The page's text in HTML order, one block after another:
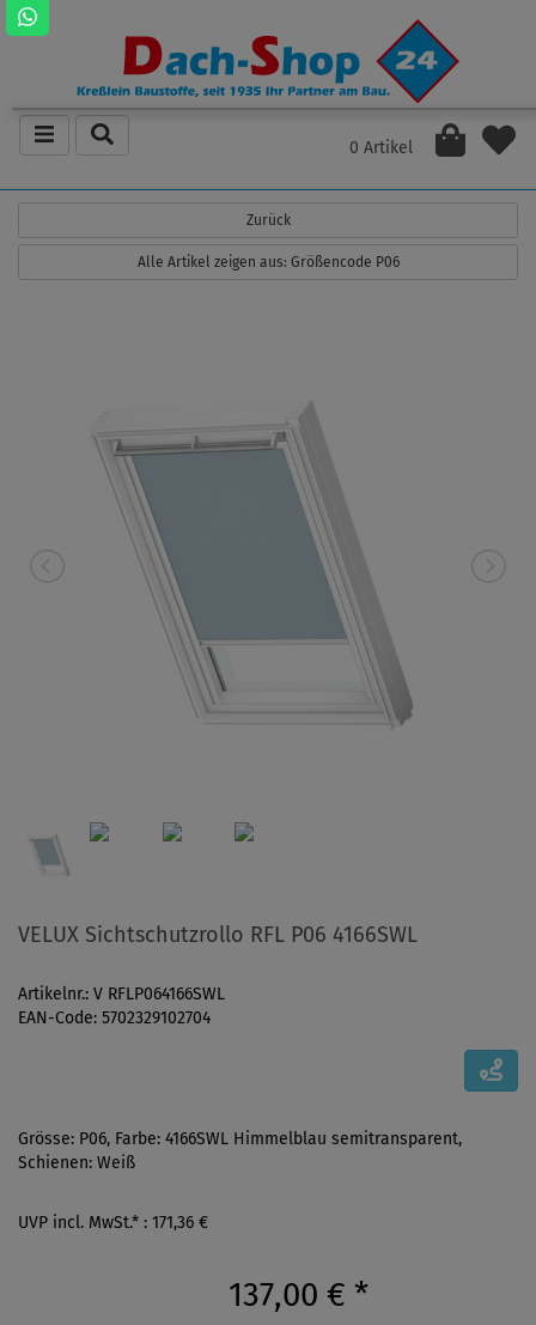
0 Artikel
Zurück
Alle Artikel zeigen aus: Größencode P06
VELUX Sichtschutzrollo RFL P06 4166SWL
Artikelnr.: V RFLP064166SWL
EAN-Code: 5702329102704
Grösse: P06, Farbe: 4166SWL Himmelblau semitransparent,
Schienen: Weiß
UVP incl. MwSt.* : 171,36 €
137,00 € *